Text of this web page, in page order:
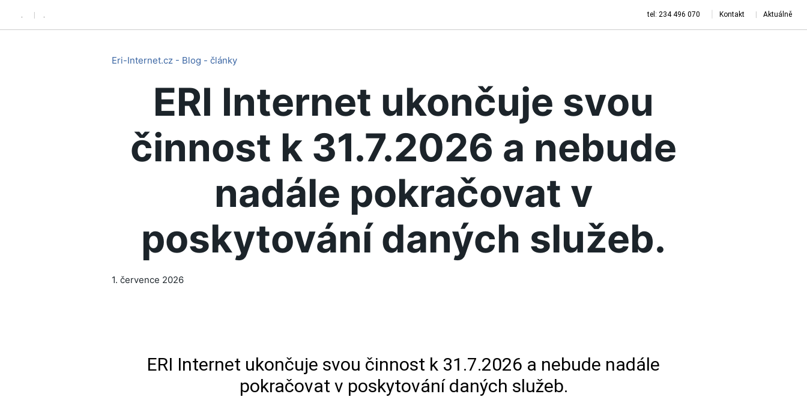
. . tel: 234 496 070 Kontakt Aktuálně
Eri-Internet.cz - Blog - články
ERI Internet ukončuje svou
činnost k 31.7.2026 a nebude
nadále pokračovat v
poskytování daných služeb.
1. července 2026
ERI Internet ukončuje svou činnost k 31.7.2026 a nebude nadále
pokračovat v poskytování daných služeb.